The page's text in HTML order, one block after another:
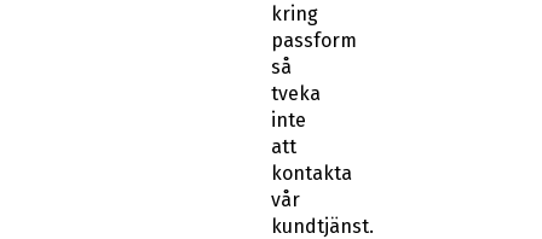
kring
passform
så
tveka
inte
att
kontakta
vår
kundtjänst.